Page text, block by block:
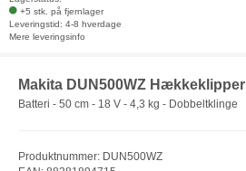
+5 stk. på fjernlager
Leveringstid: 4-8 hverdage
Mere leveringsinfo
Makita DUN500WZ Hækkeklipper
Batteri - 50 cm - 18 V - 4,3 kg - Dobbeltklinge
Produktnummer: DUN500WZ